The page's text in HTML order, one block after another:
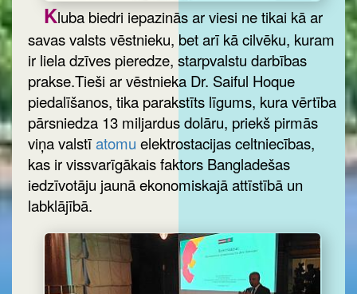
Kluba biedri iepazinās ar viesi ne tikai kā ar
savas valsts vēstnieku, bet arī kā cilvēku, kuram
ir liela dzīves pieredze, starpvalstu darbības
prakse.Tieši ar vēstnieka Dr. Saiful Hoque
piedalīšanos, tika parakstīts līgums, kura vērtība
pārsniedza 13 miljardus dolāru, priekš pirmās
viņa valstīatomu elektrostacijas celtniecības,
kas ir vissvarīgākais faktors Bangladešas
iedzīvotāju jaunā ekonomiskajā attīstībā un
labklājībā.